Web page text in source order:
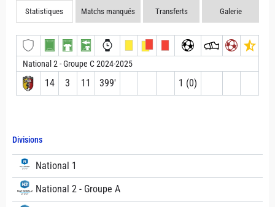
Divisions
National 1
National 2 - Groupe A
Statistiques Matchs manqués Transferts Galerie
National 2 - Groupe C 2024-2025
14 3 11 399′ 1 (0)